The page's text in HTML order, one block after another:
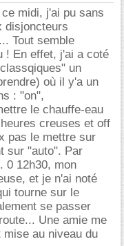
midi, j'ai pu sans
disjoncteurs
Tout semble
! En effet, j'ai a coté
un
où il y'a un
: "on",
le chauffe-eau
creuses et off
pas le mettre sur
sur "auto". Par
0 12h30, mon
et je n'ai noté
tourne sur le
se passer
Une amie me
au niveau du